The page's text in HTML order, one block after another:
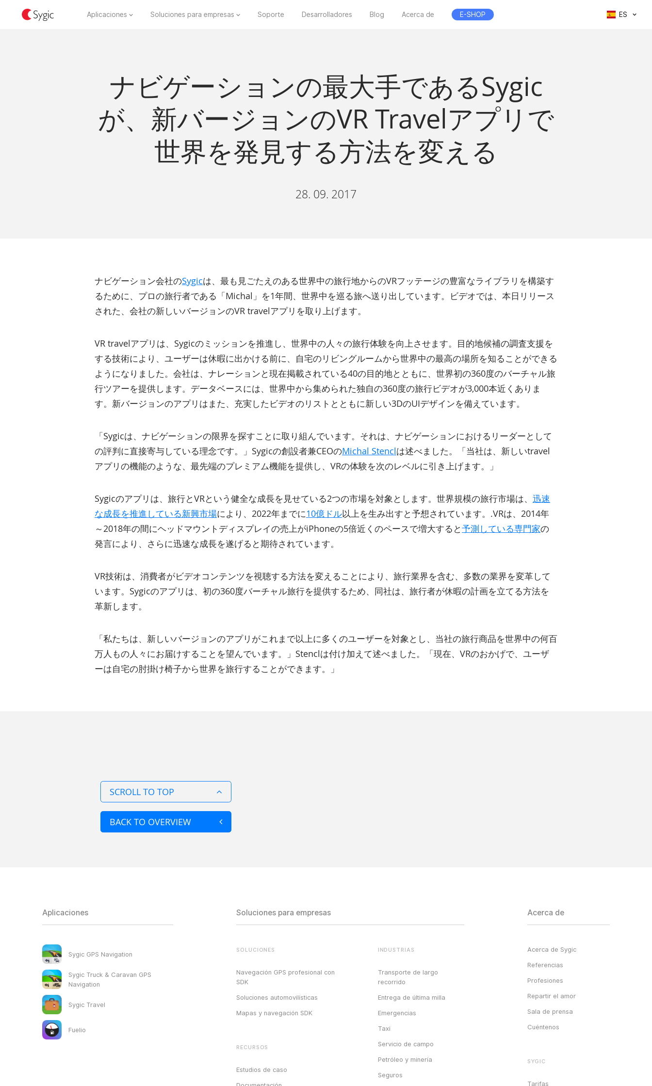
Aplicaciones Soluciones para empresas Soporte Desarrolladores Blog Acerca de E-SHOP ES
ナビゲーションの最大手であるSygic
が、新バージョンのVR Travelアプリで
世界を発見する方法を変える
28. 09. 2017
ナビゲーション会社のSygicは、最も見ごたえのある世界中の旅行地からのVRフッテージの豊富なライブラリを構築す
るために、プロの旅行者である「Michal」を1年間、世界中を巡る旅へ送り出しています。ビデオでは、本日リリース
された、会社の新しいバージョンのVR travelアプリを取り上げます。
VR travelアプリは、Sygicのミッションを推進し、世界中の人々の旅行体験を向上させます。目的地候補の調査支援を
する技術により、ユーザーは休暇に出かける前に、自宅のリビングルームから世界中の最高の場所を知ることができる
ようになりました。会社は、ナレーションと現在掲載されている40の目的地とともに、世界初の360度のバーチャル旅
行ツアーを提供します。データベースには、世界中から集められた独自の360度の旅行ビデオが3,000本近くありま
す。新バージョンのアプリはまた、充実したビデオのリストとともに新しい3DのUIデザインを備えています。
「Sygicは、ナビゲーションの限界を探すことに取り組んでいます。それは、ナビゲーションにおけるリーダーとして
の評判に直接寄与している理念です。」Sygicの創設者兼CEOのMichal Stenclは述べました。「当社は、新しいtravel
アプリの機能のような、最先端のプレミアム機能を提供し、VRの体験を次のレベルに引き上げます。」
Sygicのアプリは、旅行とVRという健全な成長を見せている2つの市場を対象とします。世界規模の旅行市場は、 迅速
な成長を推進している新興市場により、2022年までに10億ドル以上を生み出すと予想されています。.VRは、2014年
～2018年の間にヘッドマウントディスプレイの売上がiPhoneの5倍近くのペースで増大すると予測している専門家の
発言により、さらに迅速な成長を遂げると期待されています。
VR技術は、消費者がビデオコンテンツを視聴する方法を変えることにより、旅行業界を含む、多数の業界を変革して
います。Sygicのアプリは、初の360度バーチャル旅行を提供するため、同社は、旅行者が休暇の計画を立てる方法を
革新します。
「私たちは、新しいバージョンのアプリがこれまで以上に多くのユーザーを対象とし、当社の旅行商品を世界中の何百
万人もの人々にお届けすることを望んでいます。」Stenclは付け加えて述べました。「現在、VRのおかげで、ユーザ
ーは自宅の肘掛け椅子から世界を旅行することができます。」
SCROLL TO TOP
BACK TO OVERVIEW
Aplicaciones
Sygic GPS Navigation
Sygic Truck & Caravan GPS
Navigation
Sygic Travel
Fuelio
Soluciones para empresas
SOLUCIONES
Navegación GPS profesional con
SDK
Soluciones automovilísticas
Mapas y navegación SDK
RECURSOS
Estudios de caso
INDUSTRIAS
Transporte de largo
recorrido
Entrega de última milla
Emergencias
Taxi
Servicio de campo
Petróleo y minería
Seguros
Acerca de
Acerca de Sygic
Referencias
Profesiones
Repartir el amor
Sala de prensa
Cuéntenos
SYGIC
Tarifas